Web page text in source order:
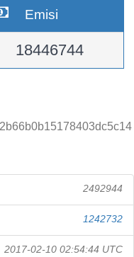
Emisi
18446744
2492944
1242732
2017-02-10 02:54:44 UTC